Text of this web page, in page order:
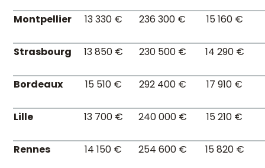
Montpellier 13 330 € 236 300 € 15 160 €
Strasbourg 13 850 € 230 500 € 14 290 €
Bordeaux 15 510 € 292 400 € 17 910 €
Lille 13 700 € 240 000 € 15 210 €
Rennes 14 150 € 254 600 € 15 820 €